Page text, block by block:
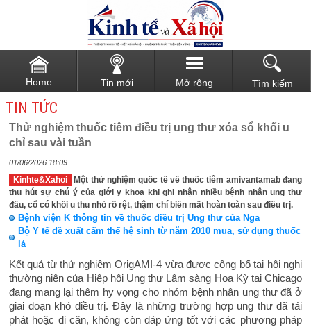
Home Tin mới Mở rộng Tìm kiếm
TIN TỨC
Thử nghiệm thuốc tiêm điều trị ung thư xóa sổ khối u
chỉ sau vài tuần
01/06/2026 18:09
Kinhte&Xahoi
Một thử nghiệm quốc tế về thuốc tiêm amivantamab đang
thu hút sự chú ý của giới y khoa khi ghi nhận nhiều bệnh nhân ung thư
đầu, cổ có khối u thu nhỏ rõ rệt, thậm chí biến mất hoàn toàn sau điều trị.
Bệnh viện K thông tin về thuốc điều trị Ung thư của Nga
Bộ Y tế đề xuất cấm thế hệ sinh từ năm 2010 mua, sử dụng thuốc
lá
Kết quả từ thử nghiệm OrigAMI-4 vừa được công bố tại hội nghị
thường niên của Hiệp hội Ung thư Lâm sàng Hoa Kỳ tại Chicago
đang mang lại thêm hy vọng cho nhóm bệnh nhân ung thư đã ở
giai đoạn khó điều trị. Đây là những trường hợp ung thư đã tái
phát hoặc di căn, không còn đáp ứng tốt với các phương pháp